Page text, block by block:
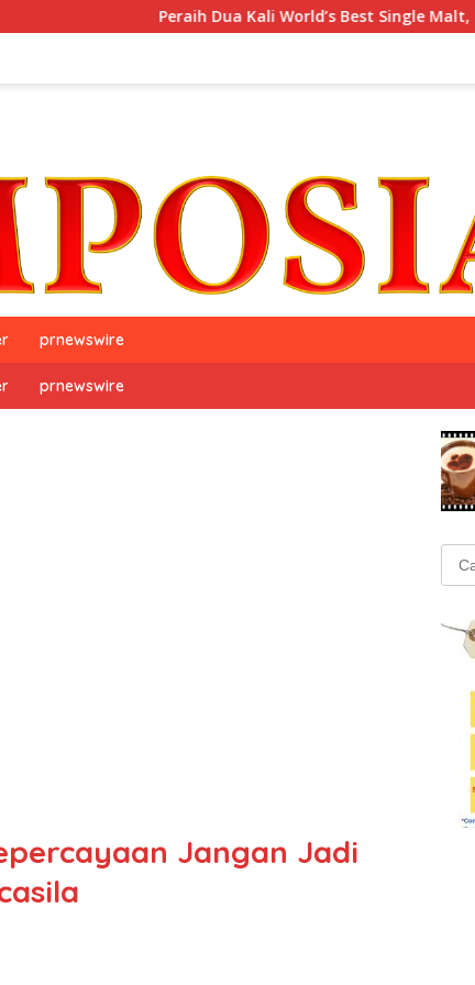
Peraih Dua Kali World’s Best Single Malt, The
prnewswire
prnewswire
Jangan Jadi